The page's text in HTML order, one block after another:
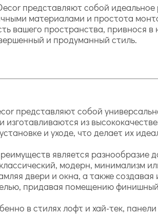
представляют собой
материалами и простота
вашего пространства, привнося
и продуманный стиль.
представляют собой
изготавливаются из
и уходе, что делает их
является разнообразие
модерн, минимализм
двери и окна, а также
придавая помещению
в стилях лофт и хай-тек,